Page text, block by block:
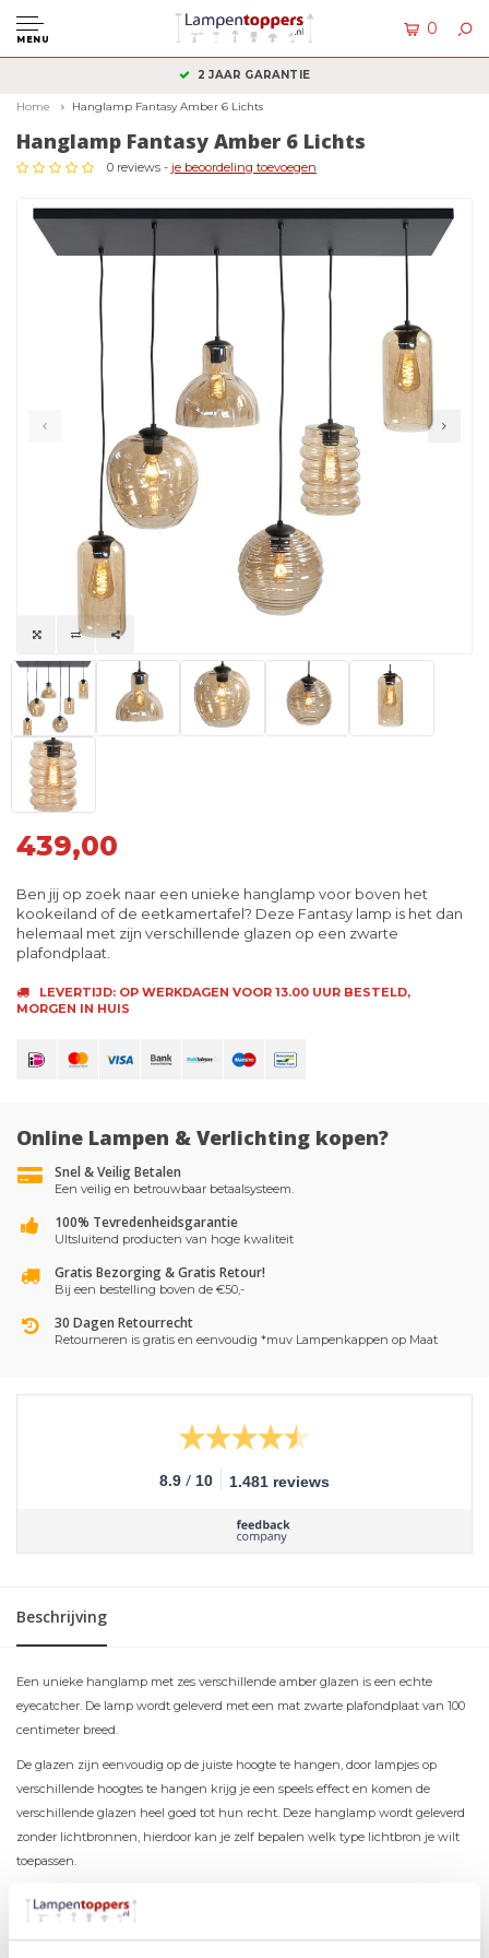
MENU
0
2 JAAR GARANTIE
Home Hanglamp Fantasy Amber 6 Lichts
Hanglamp Fantasy Amber 6 Lichts
0 reviews - je beoordeling toevoegen
439,00
Ben jij op zoek naar een unieke hanglamp voor boven het
kookeiland of de eetkamertafel? Deze Fantasy lamp is het dan
helemaal met zijn verschillende glazen op een zwarte
plafondplaat.
LEVERTIJD: OP WERKDAGEN VOOR 13.00 UUR BESTELD,
MORGEN IN HUIS
Online Lampen & Verlichting kopen?
Snel & Veilig Betalen
Een veilig en betrouwbaar betaalsysteem.
100% Tevredenheidsgarantie
UItsluitend producten van hoge kwaliteit
Gratis Bezorging & Gratis Retour!
Bij een bestelling boven de €50,-
30 Dagen Retourrecht
Retourneren is gratis en eenvoudig *muv Lampenkappen op Maat
8.9 / 10 1.481 reviews
Beschrijving
Een unieke hanglamp met zes verschillende amber glazen is een echte
eyecatcher. De lamp wordt geleverd met een mat zwarte plafondplaat van 100
centimeter breed.
De glazen zijn eenvoudig op de juiste hoogte te hangen, door lampjes op
verschillende hoogtes te hangen krijg je een speels effect en komen de
verschillende glazen heel goed tot hun recht. Deze hanglamp wordt geleverd
zonder lichtbronnen, hierdoor kan je zelf bepalen welk type lichtbron je wilt
toepassen.
Materiaal Metaal & Glas